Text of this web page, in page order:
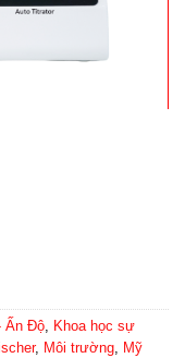
Ấn Độ Khoa học sự
, Môi trường Mỹ